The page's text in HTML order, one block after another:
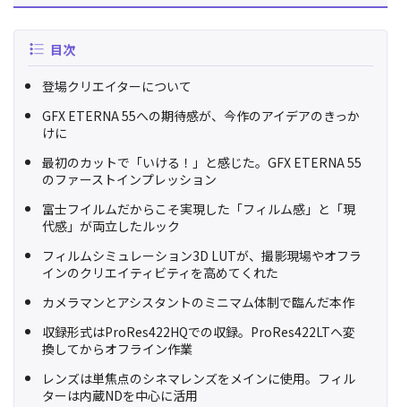
目次
登場クリエイターについて
GFX ETERNA 55への期待感が、今作のアイデアのきっか
けに
最初のカットで「いける！」と感じた。GFX ETERNA 55
のファーストインプレッション
富士フイルムだからこそ実現した「フィルム感」と「現
代感」が両立したルック
フィルムシミュレーション3D LUTが、撮影現場やオフラ
インのクリエイティビティを高めてくれた
カメラマンとアシスタントのミニマム体制で臨んだ本作
収録形式はProRes422HQでの収録。ProRes422LTへ変
換してからオフライン作業
レンズは単焦点のシネマレンズをメインに使用。フィル
ターは内蔵NDを中心に活用